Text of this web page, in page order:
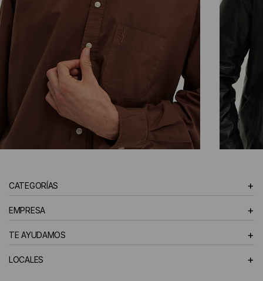
HOMBRE
CATEGORÍAS +
EMPRESA +
TE AYUDAMOS +
LOCALES +